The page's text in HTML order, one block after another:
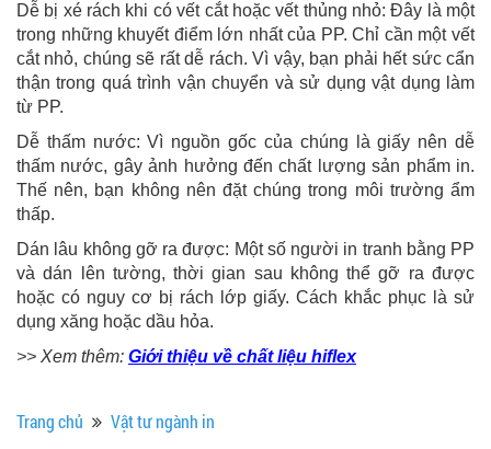
Dễ bị xé rách khi có vết cắt hoặc vết thủng nhỏ: Đây là một
trong những khuyết điểm lớn nhất của PP. Chỉ cần một vết
cắt nhỏ, chúng sẽ rất dễ rách. Vì vậy, bạn phải hết sức cẩn
thận trong quá trình vận chuyển và sử dụng vật dụng làm
từ PP.
Dễ thấm nước: Vì nguồn gốc của chúng là giấy nên dễ
thấm nước, gây ảnh hưởng đến chất lượng sản phẩm in.
Thế nên, bạn không nên đặt chúng trong môi trường ẩm
thấp.
Dán lâu không gỡ ra được: Một số người in tranh bằng PP
và dán lên tường, thời gian sau không thể gỡ ra được
hoặc có nguy cơ bị rách lớp giấy. Cách khắc phục là sử
dụng xăng hoặc dầu hỏa.
>> Xem thêm: Giới thiệu về chất liệu hiflex
Trang chủ Vật tư ngành in